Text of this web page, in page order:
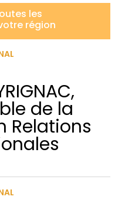
les
région
de la
Relations